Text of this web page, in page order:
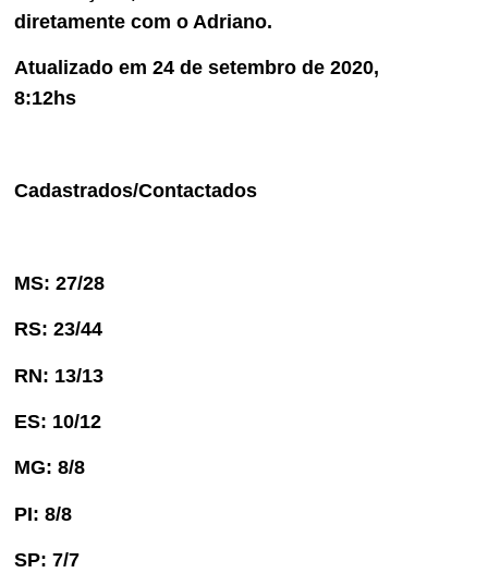
diretamente com o Adriano.
Atualizado em 24 de setembro de 2020,
8:12hs
Cadastrados/Contactados
MS: 27/28
RS: 23/44
RN: 13/13
ES: 10/12
MG: 8/8
PI: 8/8
SP: 7/7